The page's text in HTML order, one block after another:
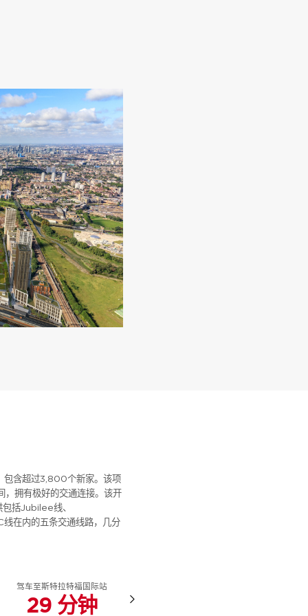
含超过3,800个新家。该项
拥有极好的交通连接。该开
括Jubilee线、
在内的五条交通线路，几分
驾车至斯特拉特福国际站
29 分钟